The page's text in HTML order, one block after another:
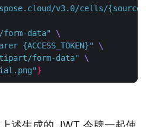
v3.0/cells/
data"
{ACCESS_TOKEN}"
form-data"
}